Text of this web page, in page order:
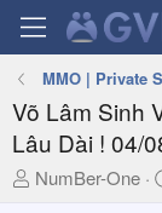
MMO | Private
Võ Lâm Sinh
Lâu Dài ! 04/
T
NumBer-One